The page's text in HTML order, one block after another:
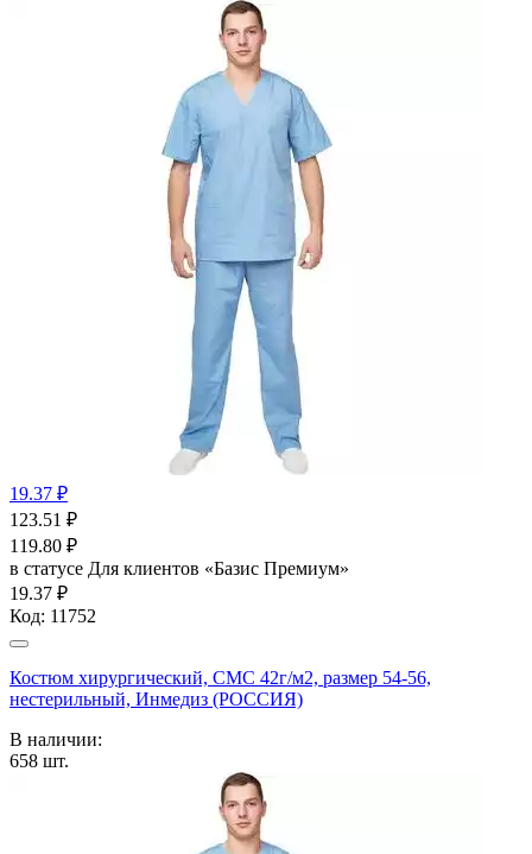
19.37 ₽
123.51 ₽
119.80 ₽
в статусе Для клиентов «Базис Премиум»
19.37 ₽
Код: 11752
Костюм хирургический, СМС 42г/м2, размер 54-56,
нестерильный, Инмедиз (РОССИЯ)
В наличии:
658 шт.